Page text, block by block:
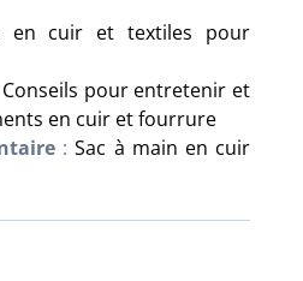
en cuir et textiles pour
Conseils pour entretenir et
en cuir et fourrure
:Sac à main en cuir